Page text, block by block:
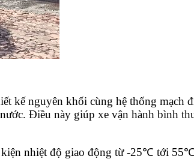
kế nguyên khối cùng hệ thống mạch
Điều này giúp xe vận hành bình
kiện nhiệt độ giao động từ -25℃ tới